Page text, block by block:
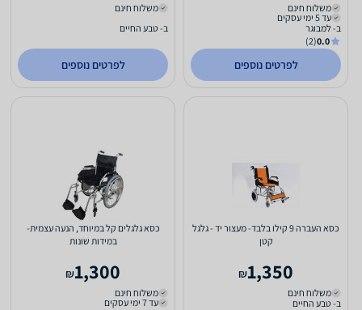
משלוח חינם
עד 5 ימי עסקים
ב- למבוגר
0.0
(2)
לפרטים נוספים
משלוח חינם
ב- טבע החיים
לפרטים נוספים
כסא העברה 9 קילו בלבד- מעצור יד - גלגל
קטן
1,350
₪
משלוח חינם
ב- טבע החיים
כסא גלגלים קל במיוחד, הנעה עצמית-
במידות שונות
1,300
₪
משלוח חינם
עד 7 ימי עסקים